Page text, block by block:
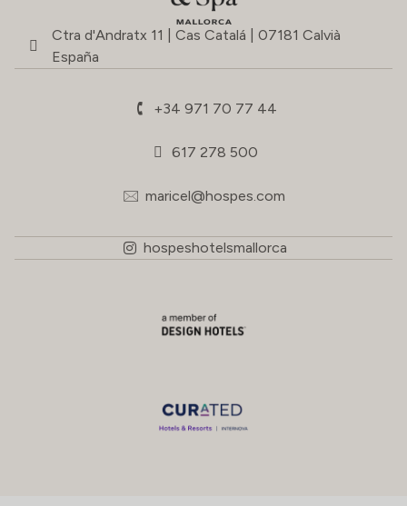
Ctra d'Andratx 11 | Cas Catalá | 07181 Calvià
España
+34 971 70 77 44
617 278 500
maricel@hospes.com
hospeshotelsmallorca